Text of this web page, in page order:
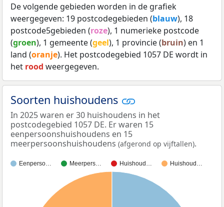
De volgende gebieden worden in de grafiek
weergegeven: 19 postcodegebieden (blauw), 18
postcode5gebieden (roze), 1 numerieke postcode
(groen), 1 gemeente (geel), 1 provincie (bruin) en 1
land (oranje). Het postcodegebied 1057 DE wordt in
het rood weergegeven.
Soorten huishoudens
In 2025 waren er 30 huishoudens in het
postcodegebied 1057 DE. Er waren 15
eenpersoonshuishoudens en 15
meerpersoonshuishoudens (afgerond op vijftallen).
Eenperso… Meerpers… Huishoud… Huishoud…